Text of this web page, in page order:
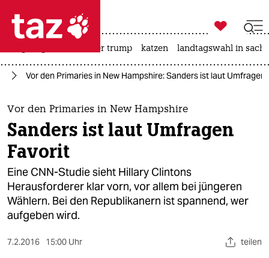
 taz zahl ich
taz zahl ich
themen
politik
öko
gesellschaft
kultur
sport

taz zahl ich
usa unter trump katzen landtagswahl in
Vor den Primaries in New Hampshire: Sanders ist laut Umfragen
Vor den Primaries in New Hampshire
Sanders ist laut Umfragen
Favorit
Eine CNN-Studie sieht Hillary Clintons
Herausforderer klar vorn, vor allem bei jüngeren
Wählern. Bei den Republikanern ist spannend, wer
aufgeben wird.
7.2.2016 15:00 Uhr teilen